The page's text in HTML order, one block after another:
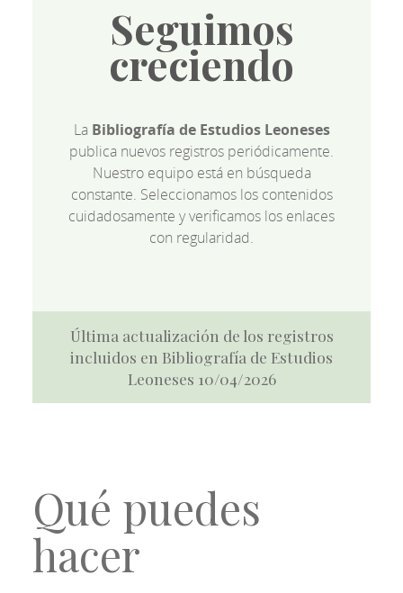
Seguimos
creciendo
La Bibliografía de Estudios Leoneses
publica nuevos registros periódicamente.
Nuestro equipo está en búsqueda
constante. Seleccionamos los contenidos
cuidadosamente y verificamos los enlaces
con regularidad.
Última actualización de los registros
incluidos en Bibliografía de Estudios
Leoneses 10/04/2026
Qué puedes
hacer